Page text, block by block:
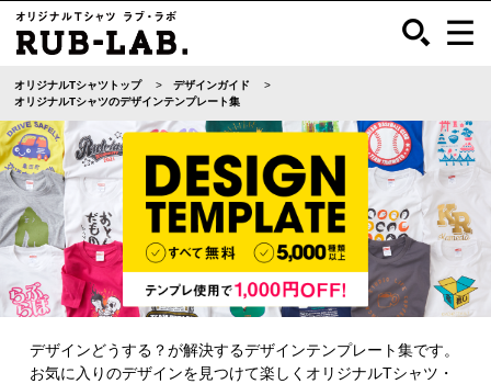
オリジナルTシャツトップ
デザインガイド
オリジナルTシャツのデザインテンプレート集
デザインどうする？が解決するデザインテンプレート集です。
お気に入りのデザインを見つけて楽しくオリジナルTシャツ・